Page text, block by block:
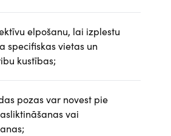
elpošanu, lai izplestu
specifiskas vietas un
kustības;
pozas var novest pie
vai